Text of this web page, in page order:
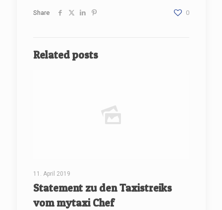
Share 0
Related posts
11. April 2019
Statement zu den Taxistreiks
vom mytaxi Chef